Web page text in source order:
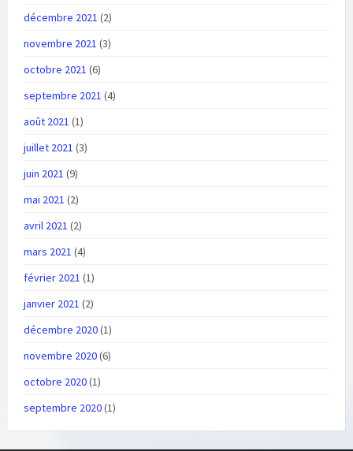
décembre 2021 (2)
novembre 2021 (3)
octobre 2021 (6)
septembre 2021 (4)
août 2021 (1)
juillet 2021 (3)
juin 2021 (9)
mai 2021 (2)
avril 2021 (2)
mars 2021 (4)
février 2021 (1)
janvier 2021 (2)
décembre 2020(1)
novembre 2020(6)
octobre 2020(1)
septembre 2020(1)